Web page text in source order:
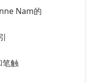
Nam的
笔触